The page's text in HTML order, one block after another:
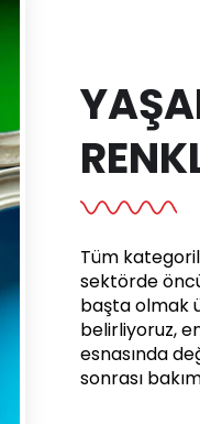
Tüm
sektörde
başta olmak
belirliyoruz,
esnasında
sonrası